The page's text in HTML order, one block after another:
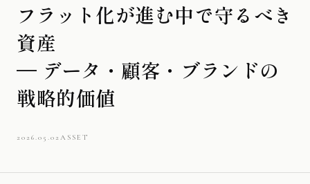
フラット化が進む中で守るべき
資産
— データ・顧客・ブランドの
戦略的価値
2026.05.02ASSET